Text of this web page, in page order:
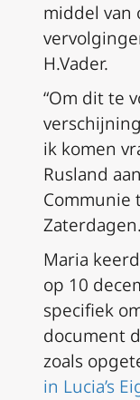
middel van
H.Vader.
“Om dit te
ik komen
Rusland
Communie
Maria
op 10
specifiek
document
zoals
in Lucia’s